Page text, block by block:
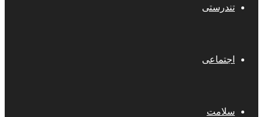
تندرستی
اجتماعی
سلامت